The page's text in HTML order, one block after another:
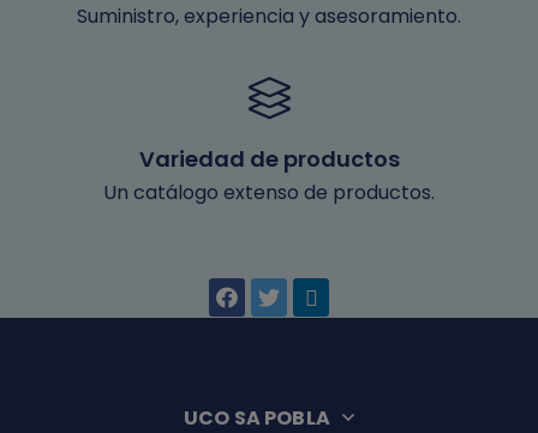
Suministro, experiencia y asesoramiento.
Variedad de productos
Un catálogo extenso de productos.
UCO SA POBLA